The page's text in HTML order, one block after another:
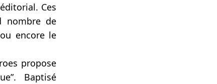
Ces
nombre de
encore le
propose
Baptisé